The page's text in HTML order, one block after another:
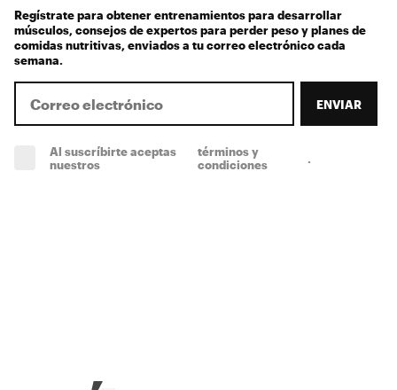
Regístrate para obtener entrenamientos para desarrollar
músculos, consejos de expertos para perder peso y planes de
comidas nutritivas, enviados a tu correo electrónico cada
semana.
ENVIAR
Al suscríbirte aceptas
nuestros
términos y
condiciones